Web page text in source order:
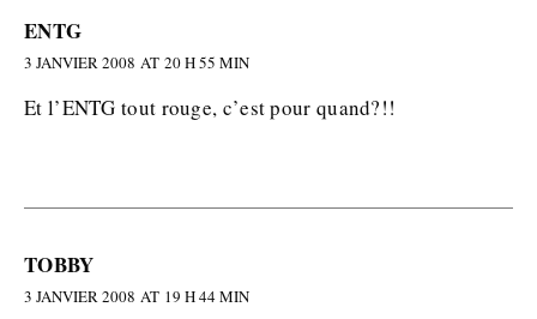
ENTG
3 JANVIER 2008 AT 20 H 55 MIN
Et l’ENTG tout rouge, c’est pour quand?!!
TOBBY
3 JANVIER 2008 AT 19 H 44 MIN